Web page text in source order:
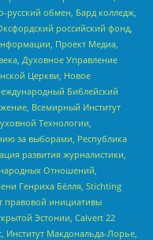
обмен, Бард колледж,
российский фонд,
Проект Медиа,
Духовное Управление
Церкви, Новое
Библейский
Всемирный Институт
Технологии,
за выборами, Республика
развития журналистики,
Отношений,
Генриха Бёлля, Stichting
правовой инициативы
Эстонии, Calvert 22
Институт Макдональда-Лорье,